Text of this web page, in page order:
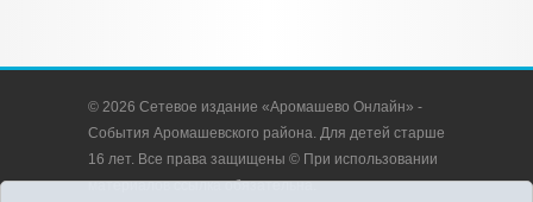
© 2026 Сетевое издание «Аромашево Онлайн» -
События Аромашевского района. Для детей старше
16 лет. Все права защищены © При использовании
материалов ссылка обязательна.